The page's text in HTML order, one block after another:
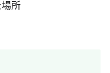
所